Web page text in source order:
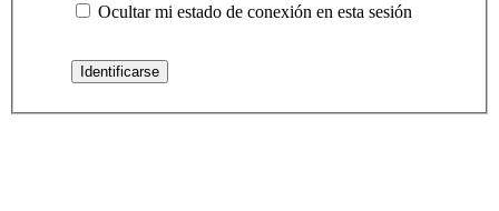
Ocultar mi estado de conexión en esta sesión